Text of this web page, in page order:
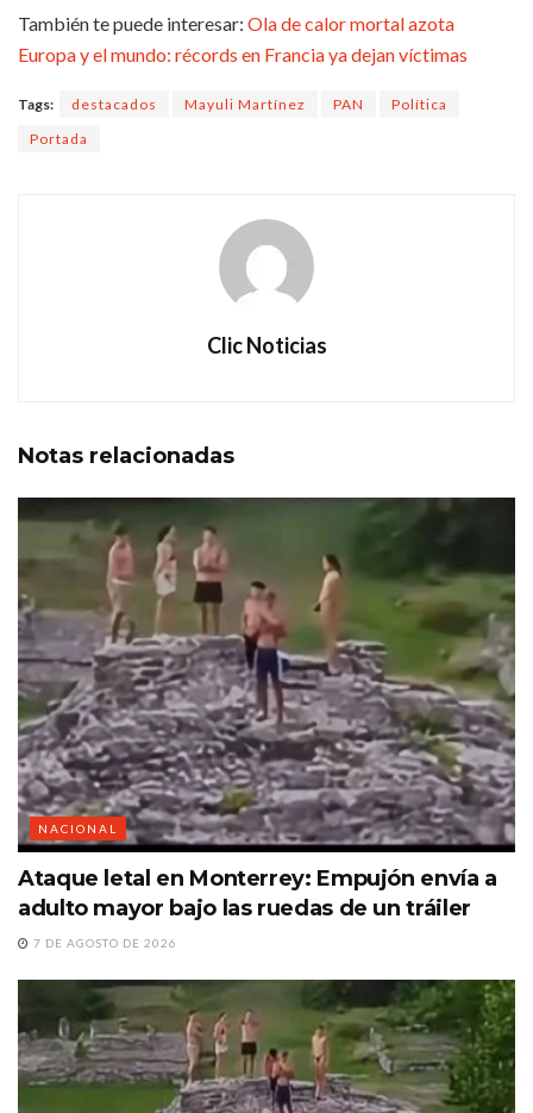
También te puede interesar: Ola de calor mortal azota
Europa y el mundo: récords en Francia ya dejan víctimas
Tags: destacados Mayuli Martínez PAN
Política
Portada
Clic Noticias
Notas relacionadas
NACIONAL
Ataque letal en Monterrey: Empujón envía a
adulto mayor bajo las ruedas de un tráiler
7 DE AGOSTO DE 2026